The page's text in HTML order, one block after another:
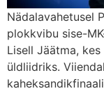
Nädalavahetusel
plokkvibu sise-
Lisell Jäätma,
üldliidriks.